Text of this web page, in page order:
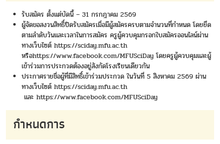
รับสมัคร ตั้งแต่บัดนี้ – 31 กรกฎาคม 2569
ผู้จัดขอสงวนสิทธิ์ปิดรับสมัครเมื่อมีผู้สมัครครบตามจำนวนที่กำหนด โดยยึด
ตามลำดับวันและเวลาในการสมัคร ครูผู้ควบคุมกรอกใบสมัครออนไลน์ผ่าน
ทางเว็บไซต์ https://sciday.mfu.ac.th
หรือhttps://www.facebook.com/MFUSciDayโดยครูผู้ควบคุมและผู้
เข้าร่วมการประกวดต้องอยู่สังกัดโรงเรียนเดียวกัน
ประกาศรายชื่อผู้ที่มีสิทธิ์เข้าร่วมประกวด ในวันที่ 5 สิงหาคม 2569 ผ่าน
ทางเว็บไซต์ https://sciday.mfu.ac.th
และ https://www.facebook.com/MFUSciDay
กำหนดการ